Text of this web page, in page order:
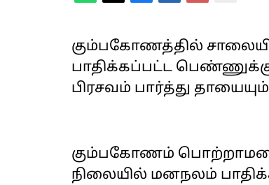
கும்பகோணத்தில்
பாதிக்கப்பட்ட
பிரசவம் பார்த்து
கும்பகோணம்
நிலையில் மனநலம்